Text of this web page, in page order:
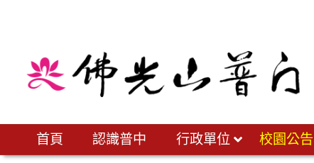
首頁 認識普中 行政單位 校園公告